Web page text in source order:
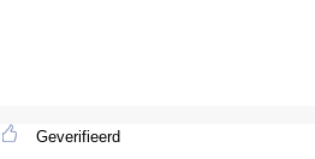
Geverifieerd